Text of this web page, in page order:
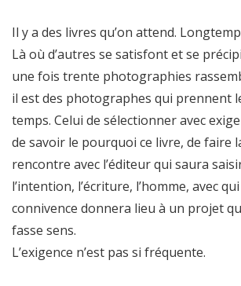
Il y a des livres qu’on attend.
Là où d’autres se satisfont et se
une fois trente photographies
il est des photographes qui prennent
temps. Celui de sélectionner avec
de savoir le pourquoi ce livre, de faire
rencontre avec l’éditeur qui saura
l’intention, l’écriture, l’homme, avec
connivence donnera lieu à un projet
fasse sens.
L’exigence n’est pas si fréquente.